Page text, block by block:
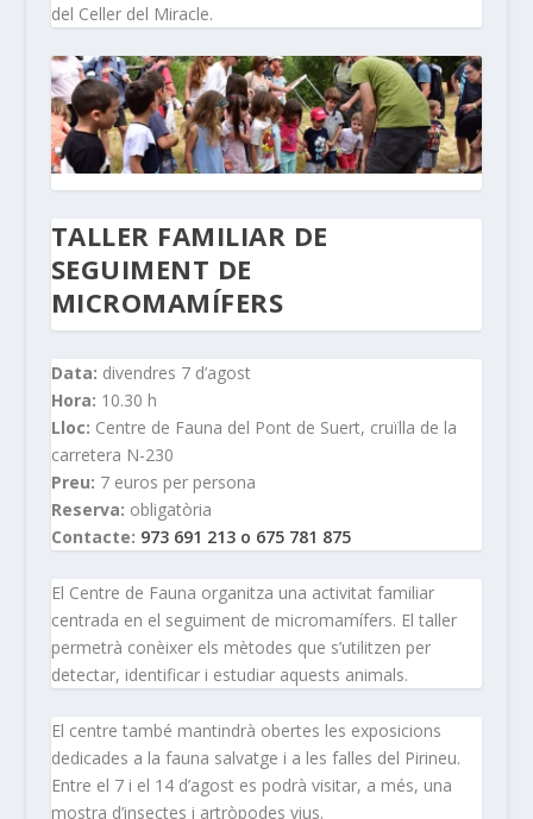
del Celler del Miracle.
TALLER FAMILIAR DE
SEGUIMENT DE
MICROMAMÍFERS
Data: divendres 7 d’agost
Hora: 10.30 h
Lloc: Centre de Fauna del Pont de Suert, cruïlla de la
carretera N-230
Preu: 7 euros per persona
Reserva: obligatòria
Contacte: 973 691 213 o 675 781 875
El Centre de Fauna organitza una activitat familiar
centrada en el seguiment de micromamífers. El taller
permetrà conèixer els mètodes que s’utilitzen per
detectar, identificar i estudiar aquests animals.
El centre també mantindrà obertes les exposicions
dedicades a la fauna salvatge i a les falles del Pirineu.
Entre el 7 i el 14 d’agost es podrà visitar, a més, una
mostra d’insectes i artròpodes vius.